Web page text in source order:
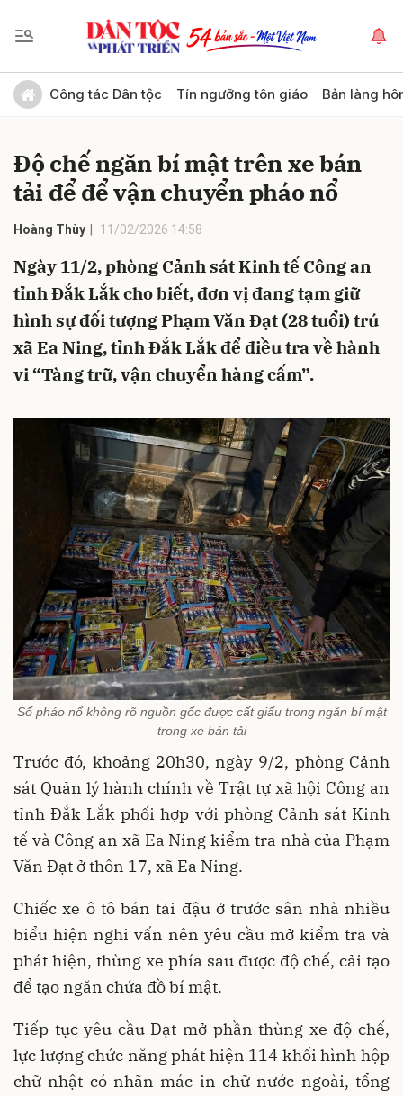
Công tác Dân tộc Tín ngưỡng tôn giáo Bản làng
Độ chế ngăn bí mật trên xe bán
tải để để vận chuyển pháo nổ
Hoàng Thùy 11/02/2026 14:58
Ngày 11/2, phòng Cảnh sát Kinh tế Công an
tỉnh Đắk Lắk cho biết, đơn vị đang tạm giữ
hình sự đối tượng Phạm Văn Đạt (28 tuổi) trú
xã Ea Ning, tỉnh Đắk Lắk để điều tra về hành
vi “Tàng trữ, vận chuyển hàng cấm”.
Số pháo nổ không rõ nguồn gốc được cất giấu trong ngăn bí mật
trong xe bán tải
Trước đó, khoảng 20h30, ngày 9/2, phòng Cảnh
sát Quản lý hành chính về Trật tự xã hội Công an
tỉnh Đắk Lắk phối hợp với phòng Cảnh sát Kinh
tế và Công an xã Ea Ning kiểm tra nhà của Phạm
Văn Đạt ở thôn 17, xã Ea Ning.
Chiếc xe ô tô bán tải đậu ở trước sân nhà nhiều
biểu hiện nghi vấn nên yêu cầu mở kiểm tra và
phát hiện, thùng xe phía sau được độ chế, cải tạo
để tạo ngăn chứa đồ bí mật.
Tiếp tục yêu cầu Đạt mở phần thùng xe độ chế,
lực lượng chức năng phát hiện 114 khối hình hộp
chữ nhật có nhãn mác in chữ nước ngoài, tổng
Gửi bình luận
Hủy Gửi